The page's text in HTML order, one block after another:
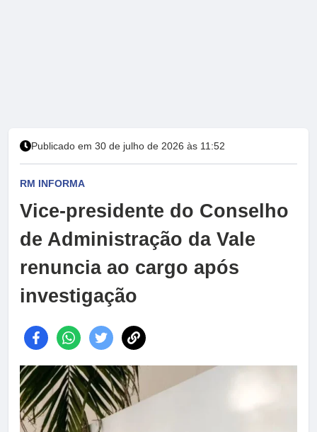
Publicado em 30 de julho de 2026 às 11:52
RM INFORMA
Vice-presidente do Conselho
de Administração da Vale
renuncia ao cargo após
investigação